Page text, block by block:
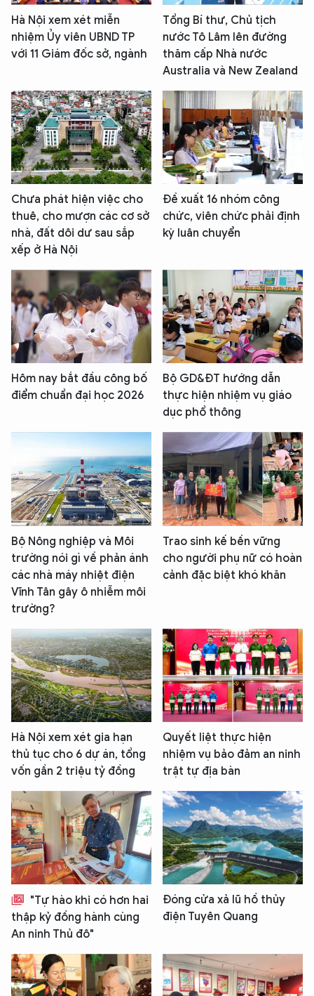
Hà Nội xem xét miễn
nhiệm Ủy viên UBND TP
với 11 Giám đốc sở, ngành
Tổng Bí thư, Chủ tịch
nước Tô Lâm lên đường
thăm cấp Nhà nước
Australia và New Zealand
Chưa phát hiện việc cho
thuê, cho mượn các cơ sở
nhà, đất dôi dư sau sắp
xếp ở Hà Nội
Đề xuất 16 nhóm công
chức, viên chức phải định
kỳ luân chuyển
Hôm nay bắt đầu công bố
điểm chuẩn đại học 2026
Bộ GD&ĐT hướng dẫn
thực hiện nhiệm vụ giáo
dục phổ thông
Bộ Nông nghiệp và Môi
trường nói gì về phản ánh
các nhà máy nhiệt điện
Vĩnh Tân gây ô nhiễm môi
trường?
Trao sinh kế bền vững
cho người phụ nữ có hoàn
cảnh đặc biệt khó khăn
Hà Nội xem xét gia hạn
thủ tục cho 6 dự án, tổng
vốn gần 2 triệu tỷ đồng
Quyết liệt thực hiện
nhiệm vụ bảo đảm an ninh
trật tự địa bàn
"Tự hào khi có hơn hai
thập kỷ đồng hành cùng
An ninh Thủ đô"
Đóng cửa xả lũ hồ thủy
điện Tuyên Quang